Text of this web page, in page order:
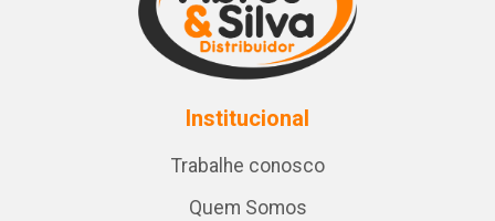
Institucional
Trabalhe conosco
Quem Somos